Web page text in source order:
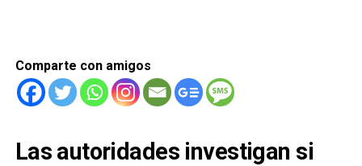
Comparte con amigos
Las autoridades investigan si